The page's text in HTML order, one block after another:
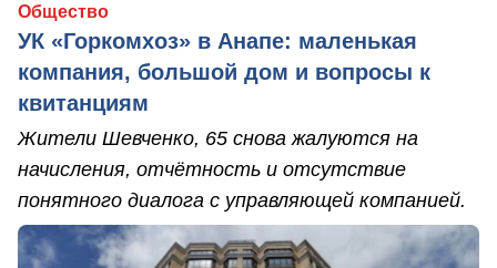
Общество
УК «Горкомхоз» в Анапе: маленькая
компания, большой дом и вопросы к
квитанциям
Жители Шевченко, 65 снова жалуются на
начисления, отчётность и отсутствие
понятного диалога с управляющей компанией.